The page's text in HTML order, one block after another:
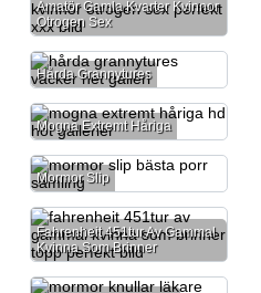
Amatör Gamla Kvarter Kvinnor
Otrogen Sex
Hårda Grannytures
Mogna Extremt Håriga
Mormor Slip
Fahrenheit 451tur Av Gammal
Kvinna Som Brinner